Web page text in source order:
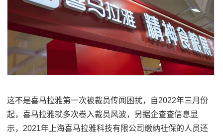
这不是喜马拉雅第一次被裁员传闻困扰，自2022年三月份
起，喜马拉雅就多次卷入裁员风波，另据企查查信息显
示，2021年上海喜马拉雅科技有限公司缴纳社保的人员还